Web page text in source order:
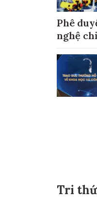
Phê
nghệ
Tri